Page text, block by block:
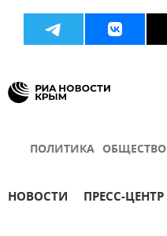
ПОЛИТИКА ОБЩЕСТВО
НОВОСТИ ПРЕСС-ЦЕНТР